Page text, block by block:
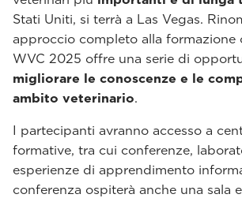
Stati Uniti, si terrà a Las Vegas.
approccio completo alla formazione
WVC 2025 offre una serie di
migliorare le conoscenze e le
ambito veterinario.
I partecipanti avranno accesso a
formative, tra cui conferenze,
esperienze di apprendimento
conferenza ospiterà anche una sala